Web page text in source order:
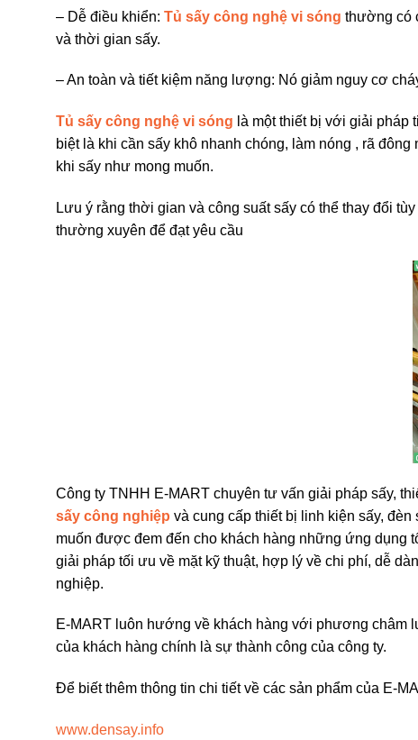
– Dễ điều khiển: Tủ sấy công nghệ vi sóng thường có
và thời gian sấy.
– An toàn và tiết kiệm năng lượng: Nó giảm nguy cơ
Tủ sấy công nghệ vi sóng là một thiết bị với giải pháp
biệt là khi cần sấy khô nhanh chóng, làm nóng , rã
khi sấy như mong muốn.
Lưu ý rằng thời gian và công suất sấy có thể thay đổi
thường xuyên để đạt yêu cầu
Công ty TNHH E-MART chuyên tư vấn giải pháp sấy,
sấy công nghiệp và cung cấp thiết bị linh kiện sấy,
muốn được đem đến cho khách hàng những ứng dụng
giải pháp tối ưu về mặt kỹ thuật, hợp lý về chi phí, dễ
nghiệp.
E-MART luôn hướng về khách hàng với phương châm
của khách hàng chính là sự thành công của công ty.
Để biết thêm thông tin chi tiết về các sản phẩm của E-
www.densay.info